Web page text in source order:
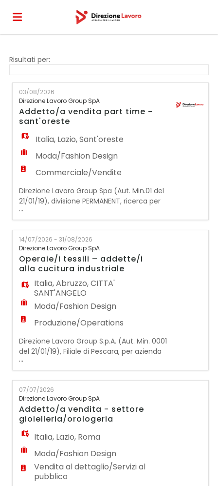
Offerte
di
lavoro
Carica
il
CV
Login
Risultati per:
03/08/2026
Direzione Lavoro Group SpA
Addetto/a vendita part time -
sant'oreste
Italia, Lazio,Sant'oreste
Moda/Fashion Design
Commerciale/Vendite
Direzione Lavoro Group Spa (Aut. Min.01 del
21/01/19), divisione PERMANENT, ricerca per
un nuova punto vendita per azienda cliente
un/una ADDETTO/A VENDITA PART-TIME
(20/24/30 ORE) Di cosa ti occuperai: -
Accogliere i clienti con un sorriso e
accompagnarli nel loro percorso di
acquisto; - Ascoltare con attenzione per
individuare l
...
14/07/2026 - 31/08/2026
Direzione Lavoro Group SpA
Operaie/i tessili – addette/i
alla cucitura industriale
Italia,Abruzzo,CITTA'
SANT'ANGELO
Moda/Fashion Design
Produzione/Operations
Direzione Lavoro Group S.p.A. (Aut. Min. 0001
del 21/01/19), Filiale di Pescara, per azienda
cliente operante nel settore tessile, ricerca:
OPERAIE/I TESSILI – ADDETTE/I ALLA
CUCITURA INDUSTRIALE Le risorse selezionate
saranno inserite all'interno del reparto
produttivo e si occuperanno di attività di
cucitura, assemblaggio e lavorazione di
...
07/07/2026
Direzione Lavoro Group SpA
Addetto/a vendita - settore
gioielleria/orologeria
Italia, Lazio, Roma
Moda/Fashion Design
Vendita al dettaglio/Servizi al
pubblico